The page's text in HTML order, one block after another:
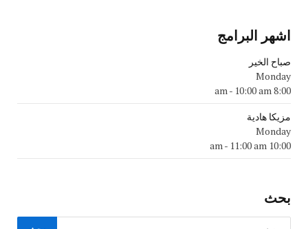
اشهر البرامج
صباح الخير
Monday
8:00 am
- 10:00 am
مزيكا هادية
Monday
10:00 am
- 11:00 am
بحث